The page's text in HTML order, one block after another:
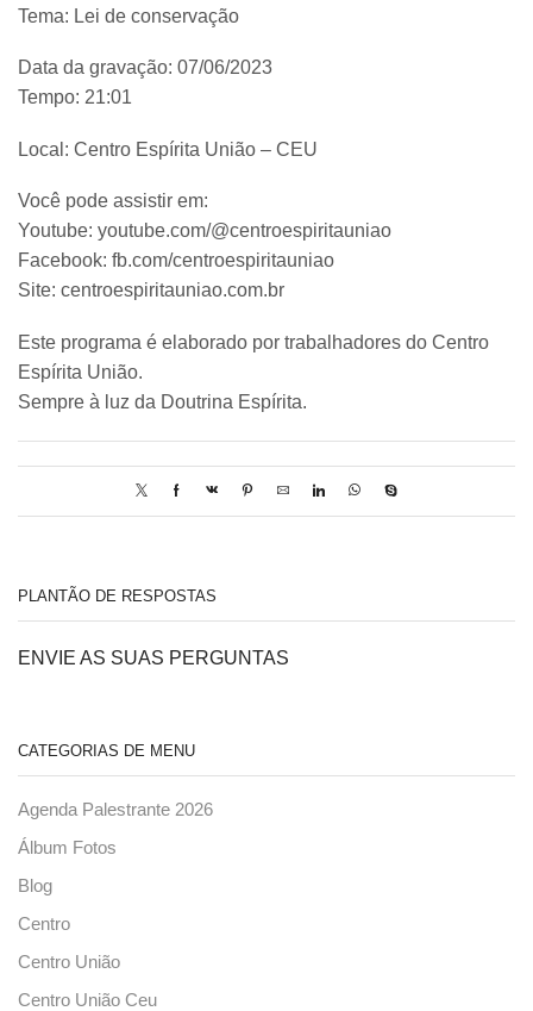
Tema: Lei de conservação
Data da gravação: 07/06/2023
Tempo: 21:01
Local: Centro Espírita União – CEU
Você pode assistir em:
Youtube: youtube.com/@centroespiritauniao
Facebook: fb.com/centroespiritauniao
Site: centroespiritauniao.com.br
Este programa é elaborado por trabalhadores do Centro
Espírita União.
Sempre à luz da Doutrina Espírita.
PLANTÃO DE RESPOSTAS
ENVIE AS SUAS PERGUNTAS
CATEGORIAS DE MENU
Agenda Palestrante 2026
Álbum Fotos
Blog
Centro
Centro União
Centro União Ceu